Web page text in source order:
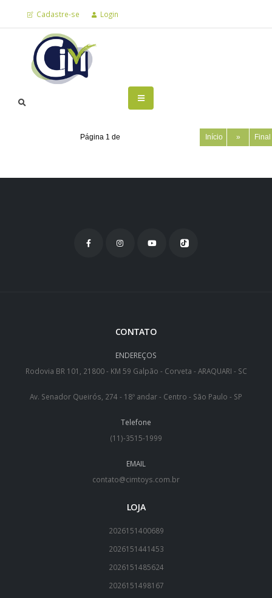
Cadastre-se Login
Página 1 de Início »
CONTATO
ENDEREÇOS
Rodovia BR 101, 21800 - KM 59 Galpão - Corveta - ARAQUARI - SC
Av. Senador Queirós, 274 - 18º andar - Centro - São Paulo - SP
Telefone
(11)-3515-1999
EMAIL
contato@cimtoys.com.br
LOJA
2026151400689
2026151441453
2026151485624
2026151498167